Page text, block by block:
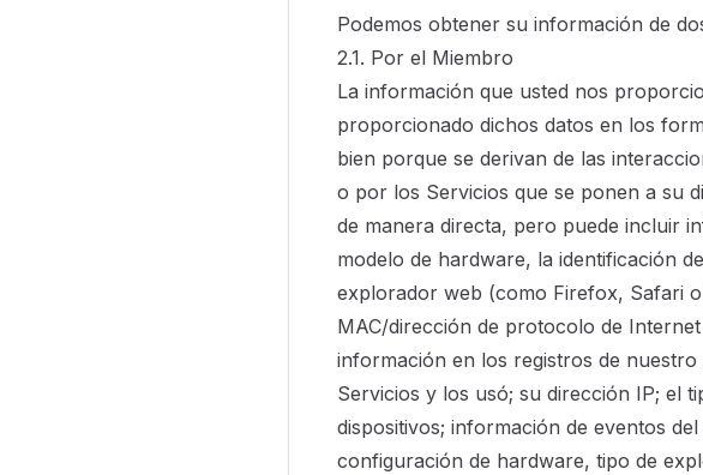
Podemos obtener su información de
2.1. Por el Miembro
La información que usted nos
proporcionado dichos datos en los
bien porque se derivan de las
o por los Servicios que se ponen a su
de manera directa, pero puede incluir
modelo de hardware, la identificación
explorador web (como Firefox, Safari
MAC/dirección de protocolo de
información en los registros de
Servicios y los usó; su dirección IP; el
dispositivos; información de eventos
configuración de hardware, tipo de